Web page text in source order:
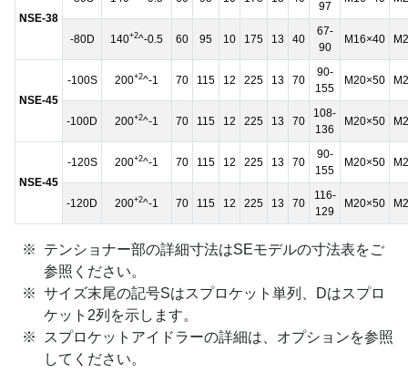
NSE-38
97
-80D 140+2^-0.5 60 95 10 175 13 40
67-
90
M16×40
NSE-45
-100S 200+2^-1 70 115 12 225 13 70
90-
155
M20×50
-100D 200+2^-1 70 115 12 225 13 70
108-
136
M20×50
NSE-45
-120S 200+2^-1 70 115 12 225 13 70
90-
155
M20×50
-120D 200+2^-1 70 115 12 225 13 70
116-
129
M20×50
テンショナー部の詳細寸法はSEモデルの寸法表をご
参照ください。
サイズ末尾の記号Sはスプロケット単列、Dはスプロ
ケット2列を示します。
スプロケットアイドラーの詳細は、オプションを参照
してください。